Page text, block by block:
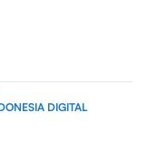
DIGITAL